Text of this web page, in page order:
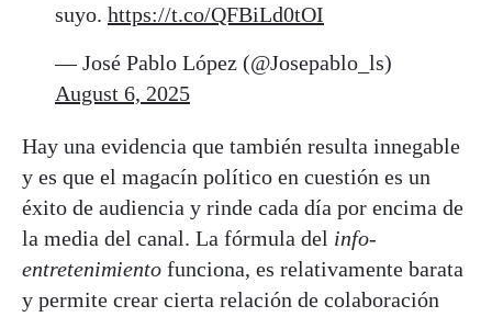
suyo. https://t.co/QFBiLd0tOI
— José Pablo López (@Josepablo_ls)
August 6, 2025
Hay una evidencia que también resulta innegable
y es que el magacín político en cuestión es un
éxito de audiencia y rinde cada día por encima de
la media del canal. La fórmula del info-
entretenimiento funciona, es relativamente barata
y permite crear cierta relación de colaboración